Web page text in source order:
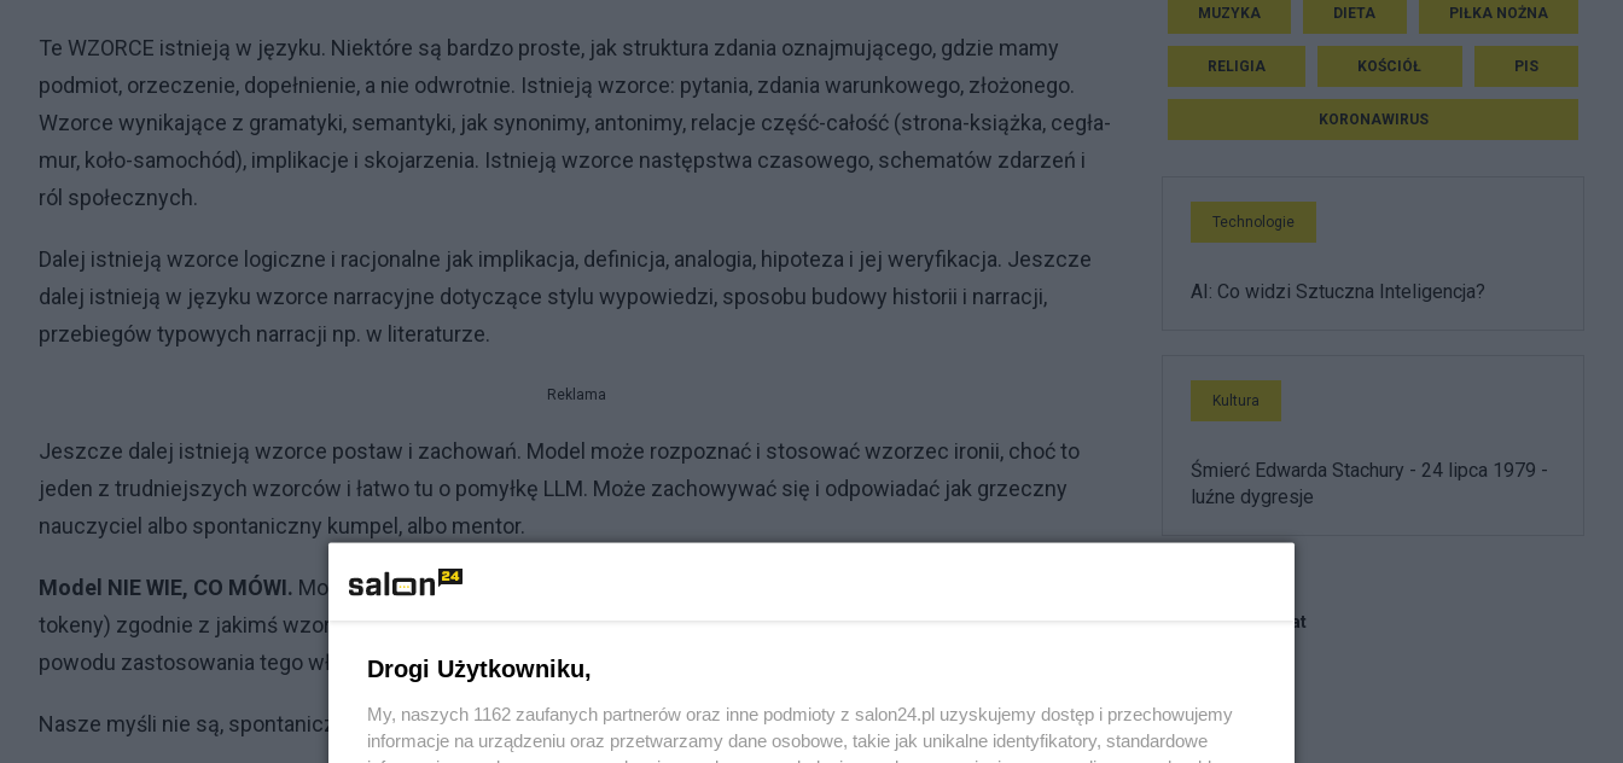
Te WZORCE istnieją w języku. Niektóre są bardzo proste, jak struktura zdania oznajmującego, gdzie mamy
podmiot, orzeczenie, dopełnienie, a nie odwrotnie. Istnieją wzorce: pytania, zdania warunkowego, złożonego.
Wzorce wynikające z gramatyki, semantyki, jak synonimy, antonimy, relacje część-całość (strona-książka, cegła-
mur, koło-samochód), implikacje i skojarzenia. Istnieją wzorce następstwa czasowego, schematów zdarzeń i
ról społecznych.
Dalej istnieją wzorce logiczne i racjonalne jak implikacja, definicja, analogia, hipoteza i jej weryfikacja. Jeszcze
dalej istnieją w języku wzorce narracyjne dotyczące stylu wypowiedzi, sposobu budowy historii i narracji,
przebiegów typowych narracji np. w literaturze.
Reklama
Jeszcze dalej istnieją wzorce postaw i zachowań. Model może rozpoznać i stosować wzorzec ironii, choć to
jeden z trudniejszych wzorców i łatwo tu o pomyłkę LLM. Może zachowywać się i odpowiadać jak grzeczny
nauczyciel albo spontaniczny kumpel, albo mentor.
Model NIE WIE, CO MÓWI. Model jedynie produkuje ciąg "słów" (w rzeczywistości liczb wskazujących na
tokeny) zgodnie z jakimś wzorcem. Całe "znaczenie" generowanej odpowiedzi istnieje w oczach ludzi, z
powodu zastosowania tego właśnie wzorca, a to oznacza, że my ludzie MYŚLIMY WZORCAMI.
Nasze myśli nie są, spontaniczne, niezależne, nowe, wyjątkowe. Nasze myśli biegną wg WZORCÓW.
MUZYKA DIETA PIŁKA NOŻNA
RELIGIA KOŚCIÓŁ PIS
KORONAWIRUS
Technologie
AI: Co widzi Sztuczna Inteligencja?
Kultura
Śmierć Edwarda Stachury - 24 lipca 1979 -
luźne dygresje
Blogi na ten temat
Drogi Użytkowniku,
My, naszych 1162 zaufanych partnerów oraz inne podmioty z salon24.pl uzyskujemy dostęp i przechowujemy
informacje na urządzeniu oraz przetwarzamy dane osobowe, takie jak unikalne identyfikatory, standardowe